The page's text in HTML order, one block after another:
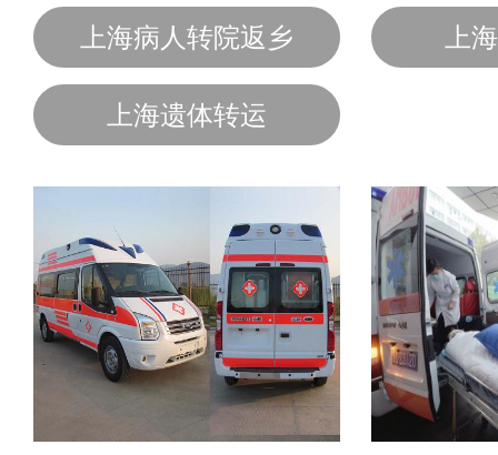
上海病人转院返乡 上
上海遗体转运